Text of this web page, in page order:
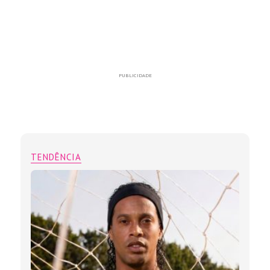
PUBLICIDADE
TENDÊNCIA